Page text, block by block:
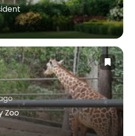
Zoo